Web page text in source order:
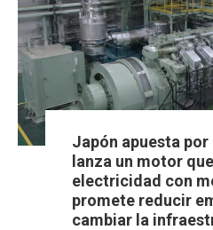
Japón apuesta
lanza un motor
electricidad con
promete reducir
cambiar la